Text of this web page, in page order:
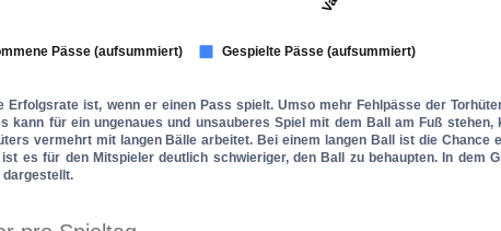
Erfolgsrate ist, wenn er einen Pass spielt. Umso mehr Fehlpässe der
kann für ein ungenaues und unsauberes Spiel mit dem Ball am Fuß stehen,
vermehrt mit langen Bälle arbeitet. Bei einem langen Ball ist die Chance
es für den Mitspieler deutlich schwieriger, den Ball zu behaupten. In dem
dargestellt.